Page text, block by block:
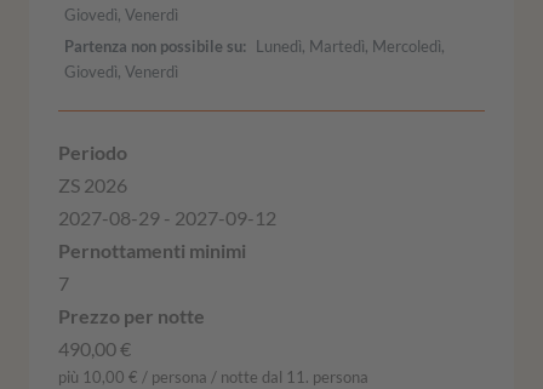
Giovedì, Venerdì
Partenza non possibile su
Lunedì, Martedì, Mercoledì,
Giovedì, Venerdì
ZS 2026
2027-08-29 - 2027-09-12
7
490,00 €
più 10,00 € / persona / notte dal 11. persona